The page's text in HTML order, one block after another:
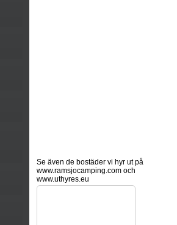
Se även de bostäder vi hyr ut på
www.ramsjocamping.com och
www.uthyres.eu